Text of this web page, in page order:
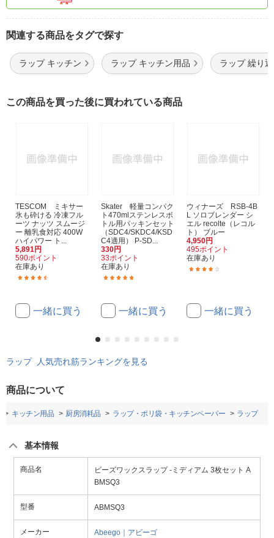
関連する商品をタグで探す
ラップ キッチン ラップ キッチン用品 ラップ 繰り
この商品を買った後に買われている商品
TESCOM ミキサー
氷も砕ける 冷凍フル
ーツ ナッツ スムージ
ー 離乳食対応 400W
ハイパワー ト...
5,891円
590ポイント
在庫あり
一緒に買う
Skater 軽量コンパク
ト470mlステンレスボ
トル用パッキンセット
（SDC4/SKDC4/KSD
C4適用） P-SD...
330円
33ポイント
在庫あり
一緒に買う
ウィナーズ RSB-4B
L ソロブレンダー シ
エル recolte（レコル
ト） ブルー
4,950円
495ポイント
在庫あり
一緒に買う
ラップ 人気売れ筋ランキングを見る
商品について
キッチン用品 厨房消耗品 ラップ・ポリ袋・キッチンペーパー ラップ
基本情報
商品名
ビーズワックスラップ -ミディアム 3枚セット A
BMSQ3
型番 ABMSQ3
メーカー Abeego｜アビーゴ